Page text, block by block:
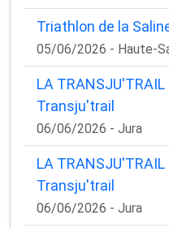
Triathlon de la
05/06/2026 - Haute-
LA
Transju'trail
06/06/2026 - Jura
LA
Transju'trail
06/06/2026 - Jura